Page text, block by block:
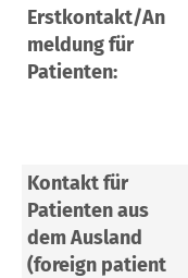
Erstkontakt/An
meldung für
Patienten:
Kontakt für
Patienten aus
dem Ausland
(foreign patient